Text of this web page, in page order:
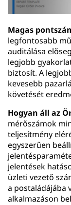
Magas
legfontosabb
auditálása
legjobb
biztosít. A
kevesebb
követését
Hogyan áll az
mérőszámok
teljesítmény
egyszerűen
jelentések
üzleti vezető
a postaládájába
alkalmazáson